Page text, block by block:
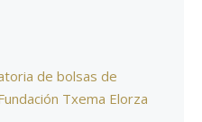
de bolsas de
Txema Elorza